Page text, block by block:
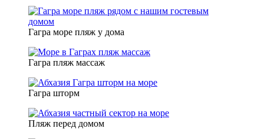
Гагра море пляж у дома
Гагра пляж массаж
Гагра шторм
Пляж перед домом